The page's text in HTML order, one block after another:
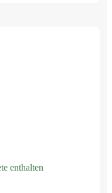
enthalten